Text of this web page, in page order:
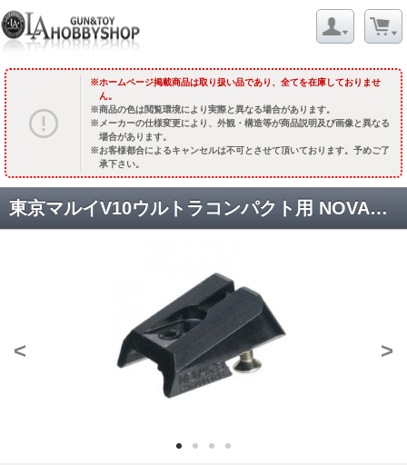
ホームページ掲載商品は取り扱い品であり、全てを在庫しておりませ
ん。
商品の色は閲覧環境により実際と異なる場合があります。
メーカーの仕様変更により、外観・構造等が商品説明及び画像と異なる
場合があります。
お客様都合によるキャンセルは不可とさせて頂いております。予めご了
承下さい。
東京マルイV10ウルトラコンパクト用 NOVAKサイト(HIGHタイプ) [ST-TM28] [品切中.再入荷時期未定]
< >